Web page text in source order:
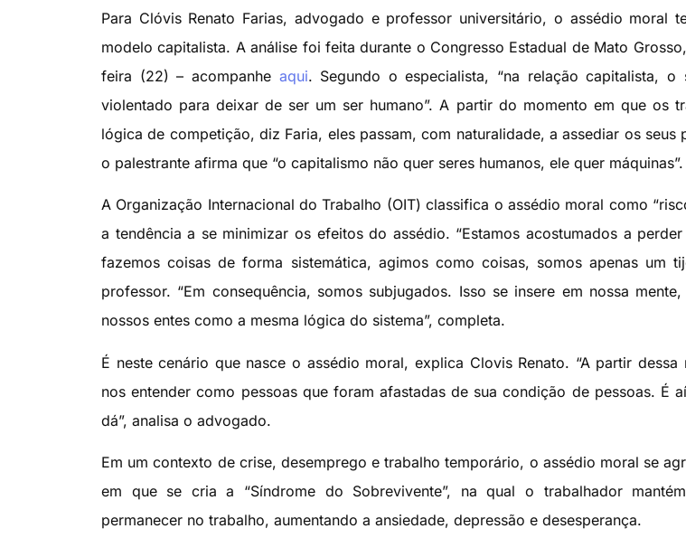
Para Clóvis Renato Farias, advogado e professor universitário, o assédio moral
modelo capitalista. A análise foi feita durante o Congresso Estadual de Mato
feira (22) – acompanhe aqui. Segundo o especialista, “na relação capitalista,
violentado para deixar de ser um ser humano”. A partir do momento em que os
lógica de competição, diz Faria, eles passam, com naturalidade, a assediar os seus
o palestrante afirma que “o capitalismo não quer seres humanos, ele quer máquinas”.
A Organização Internacional do Trabalho (OIT) classifica o assédio moral como
a tendência a se minimizar os efeitos do assédio. “Estamos acostumados a
fazemos coisas de forma sistemática, agimos como coisas, somos apenas um
professor. “Em consequência, somos subjugados. Isso se insere em nossa
nossos entes como a mesma lógica do sistema”, completa.
É neste cenário que nasce o assédio moral, explica Clovis Renato. “A partir
nos entender como pessoas que foram afastadas de sua condição de pessoas. É
dá”, analisa o advogado.
Em um contexto de crise, desemprego e trabalho temporário, o assédio moral se
em que se cria a “Síndrome do Sobrevivente”, na qual o trabalhador
permanecer no trabalho, aumentando a ansiedade, depressão e desesperança.